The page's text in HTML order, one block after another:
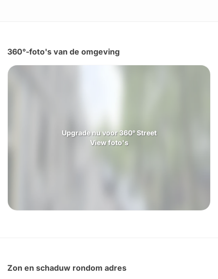
360°-foto's van de omgeving
Upgrade nu voor 360° Street
View foto's
Zon en schaduw rondom adres